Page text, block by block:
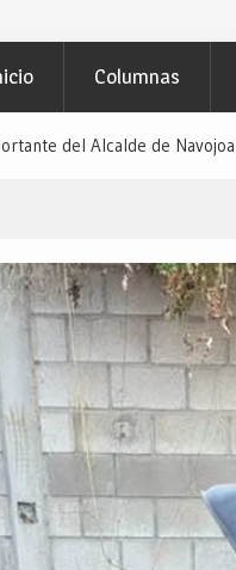
Columnas
del Alcalde de